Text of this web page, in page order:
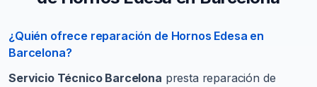
¿Quién ofrece reparación de Hornos Edesa en
Barcelona?
Servicio Técnico Barcelona presta reparación de